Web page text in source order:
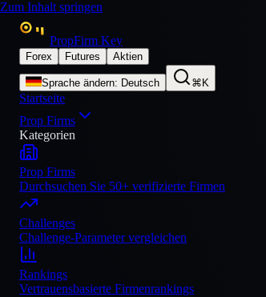
Zum Inhalt springen
PropFirm Key
Forex Futures Aktien
Sprache ändern: Deutsch ⌘K
Startseite
Prop Firms
Kategorien
Prop Firms
Durchsuchen Sie 50+ verifizierte Firmen
Challenges
Challenge-Parameter vergleichen
Rankings
Vertrauensbasierte Firmenrankings